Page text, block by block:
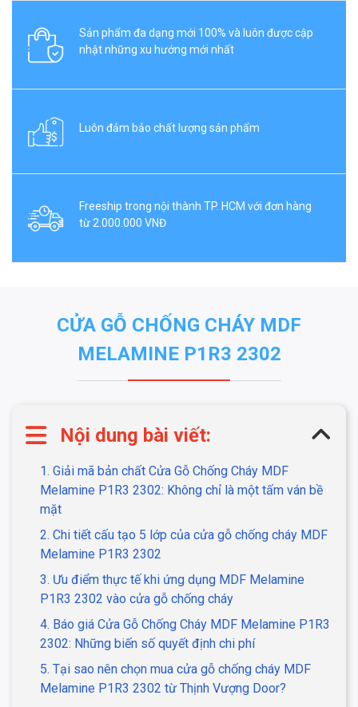
Sản phẩm đa dạng mới 100% và luôn được cập
nhật những xu hướng mới nhất
Luôn đảm bảo chất lượng sản phẩm
Freeship trong nội thành TP. HCM với đơn hàng
từ 2.000.000 VNĐ
CỬA GỖ CHỐNG CHÁY MDF
MELAMINE P1R3 2302
Nội dung bài viết:
1. Giải mã bản chất Cửa Gỗ Chống Cháy MDF
Melamine P1R3 2302: Không chỉ là một tấm ván bề
mặt
2. Chi tiết cấu tạo 5 lớp của cửa gỗ chống cháy MDF
Melamine P1R3 2302
3. Ưu điểm thực tế khi ứng dụng MDF Melamine
P1R3 2302 vào cửa gỗ chống cháy
4. Báo giá Cửa Gỗ Chống Cháy MDF Melamine P1R3
2302: Những biến số quyết định chi phí
5. Tại sao nên chọn mua cửa gỗ chống cháy MDF
Melamine P1R3 2302 từ Thịnh Vượng Door?